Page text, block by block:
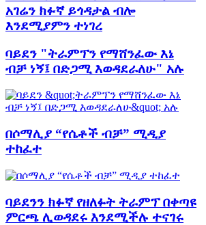
አገሬን ክፉኛ ይጎዳታል ብሎ
እንደሚያምን ተነገረ
ባይደን "ትራምፕን የማሸንፈው እኔ
ብቻ ነኝ፤ በድጋሚ እወዳደራለሁ" አሉ
በሶማሊያ “የሴቶች ብቻ” ሚዲያ
ተከፈተ
ባይደንን ክፉኛ የዘለፉት ትራምፕ በቀጣዩ
ምርጫ ሊወዳደሩ እንደሚችሉ ተናገሩ